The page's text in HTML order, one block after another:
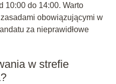
10:00 do 14:00. Warto
obowiązującymi w
za nieprawidłowe
w strefie